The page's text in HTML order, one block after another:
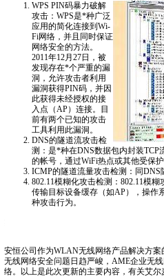
WPS PIN码暴力破解
攻击：WPS是*种广泛
应用的简化连接到Wi-
Fi网络，并且同时保证
网络安全的方法。
2011年12月27日，被
发现存在*个严重的漏
洞，允许攻击者利用
漏洞获得PIN码，并因
此获得未经授权的接
入点（AP）连接。目
前有两个已知的攻击
工具利用此漏洞。
DNS的隧道流攻击检
测：是*种在DNS数据包内封装TCP
的帐号，通过WiFi热点或其他受保
ICMP的隧道流量攻击检测：同DNS
802.11模糊化攻击检测：802.11模
传输目标设备缓存（如AP），操作
种攻击行为。
安恒公司作为WLAN无线网络产品解决方案
无线网络安全问题日趋严峻， AME企业无
络。以上是此次更新的主要内容，有关艾尔